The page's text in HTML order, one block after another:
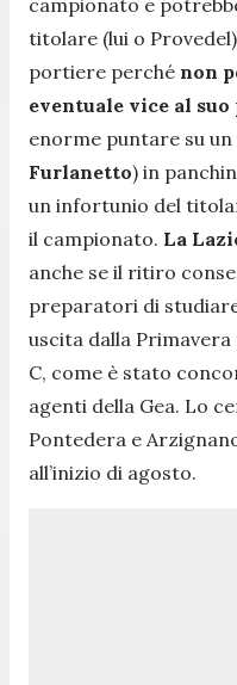
titolare (lui o
portiere perché non
eventuale vice al suo
enorme puntare su
Furlanetto) in
un infortunio del
il campionato. La
anche se il ritiro
preparatori di
uscita dalla
C, come è stato
agenti della Gea. Lo
Pontedera e
all’inizio di agosto.